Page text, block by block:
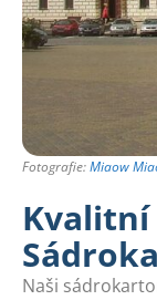
Fotografie:Miaow
Kvalitní
Naši